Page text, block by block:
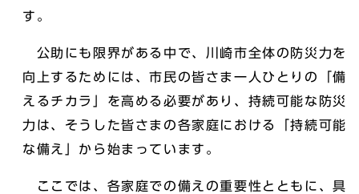
す。
公助にも限界がある中で、川崎市全体の防災力を
向上するためには、市民の皆さま一人ひとりの「備
えるチカラ」を高める必要があり、持続可能な防災
力は、そうした皆さまの各家庭における「持続可能
な備え」から始まっています。
ここでは、各家庭での備えの重要性とともに、具